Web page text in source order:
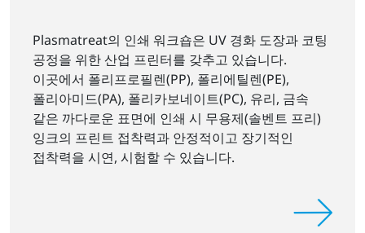
Plasmatreat의 인쇄 워크숍은 UV 경화 도장과 코팅
공정을 위한 산업 프린터를 갖추고 있습니다.
이곳에서 폴리프로필렌(PP), 폴리에틸렌(PE),
폴리아미드(PA), 폴리카보네이트(PC), 유리, 금속
같은 까다로운 표면에 인쇄 시 무용제(솔벤트 프리)
잉크의 프린트 접착력과 안정적이고 장기적인
접착력을 시연, 시험할 수 있습니다.